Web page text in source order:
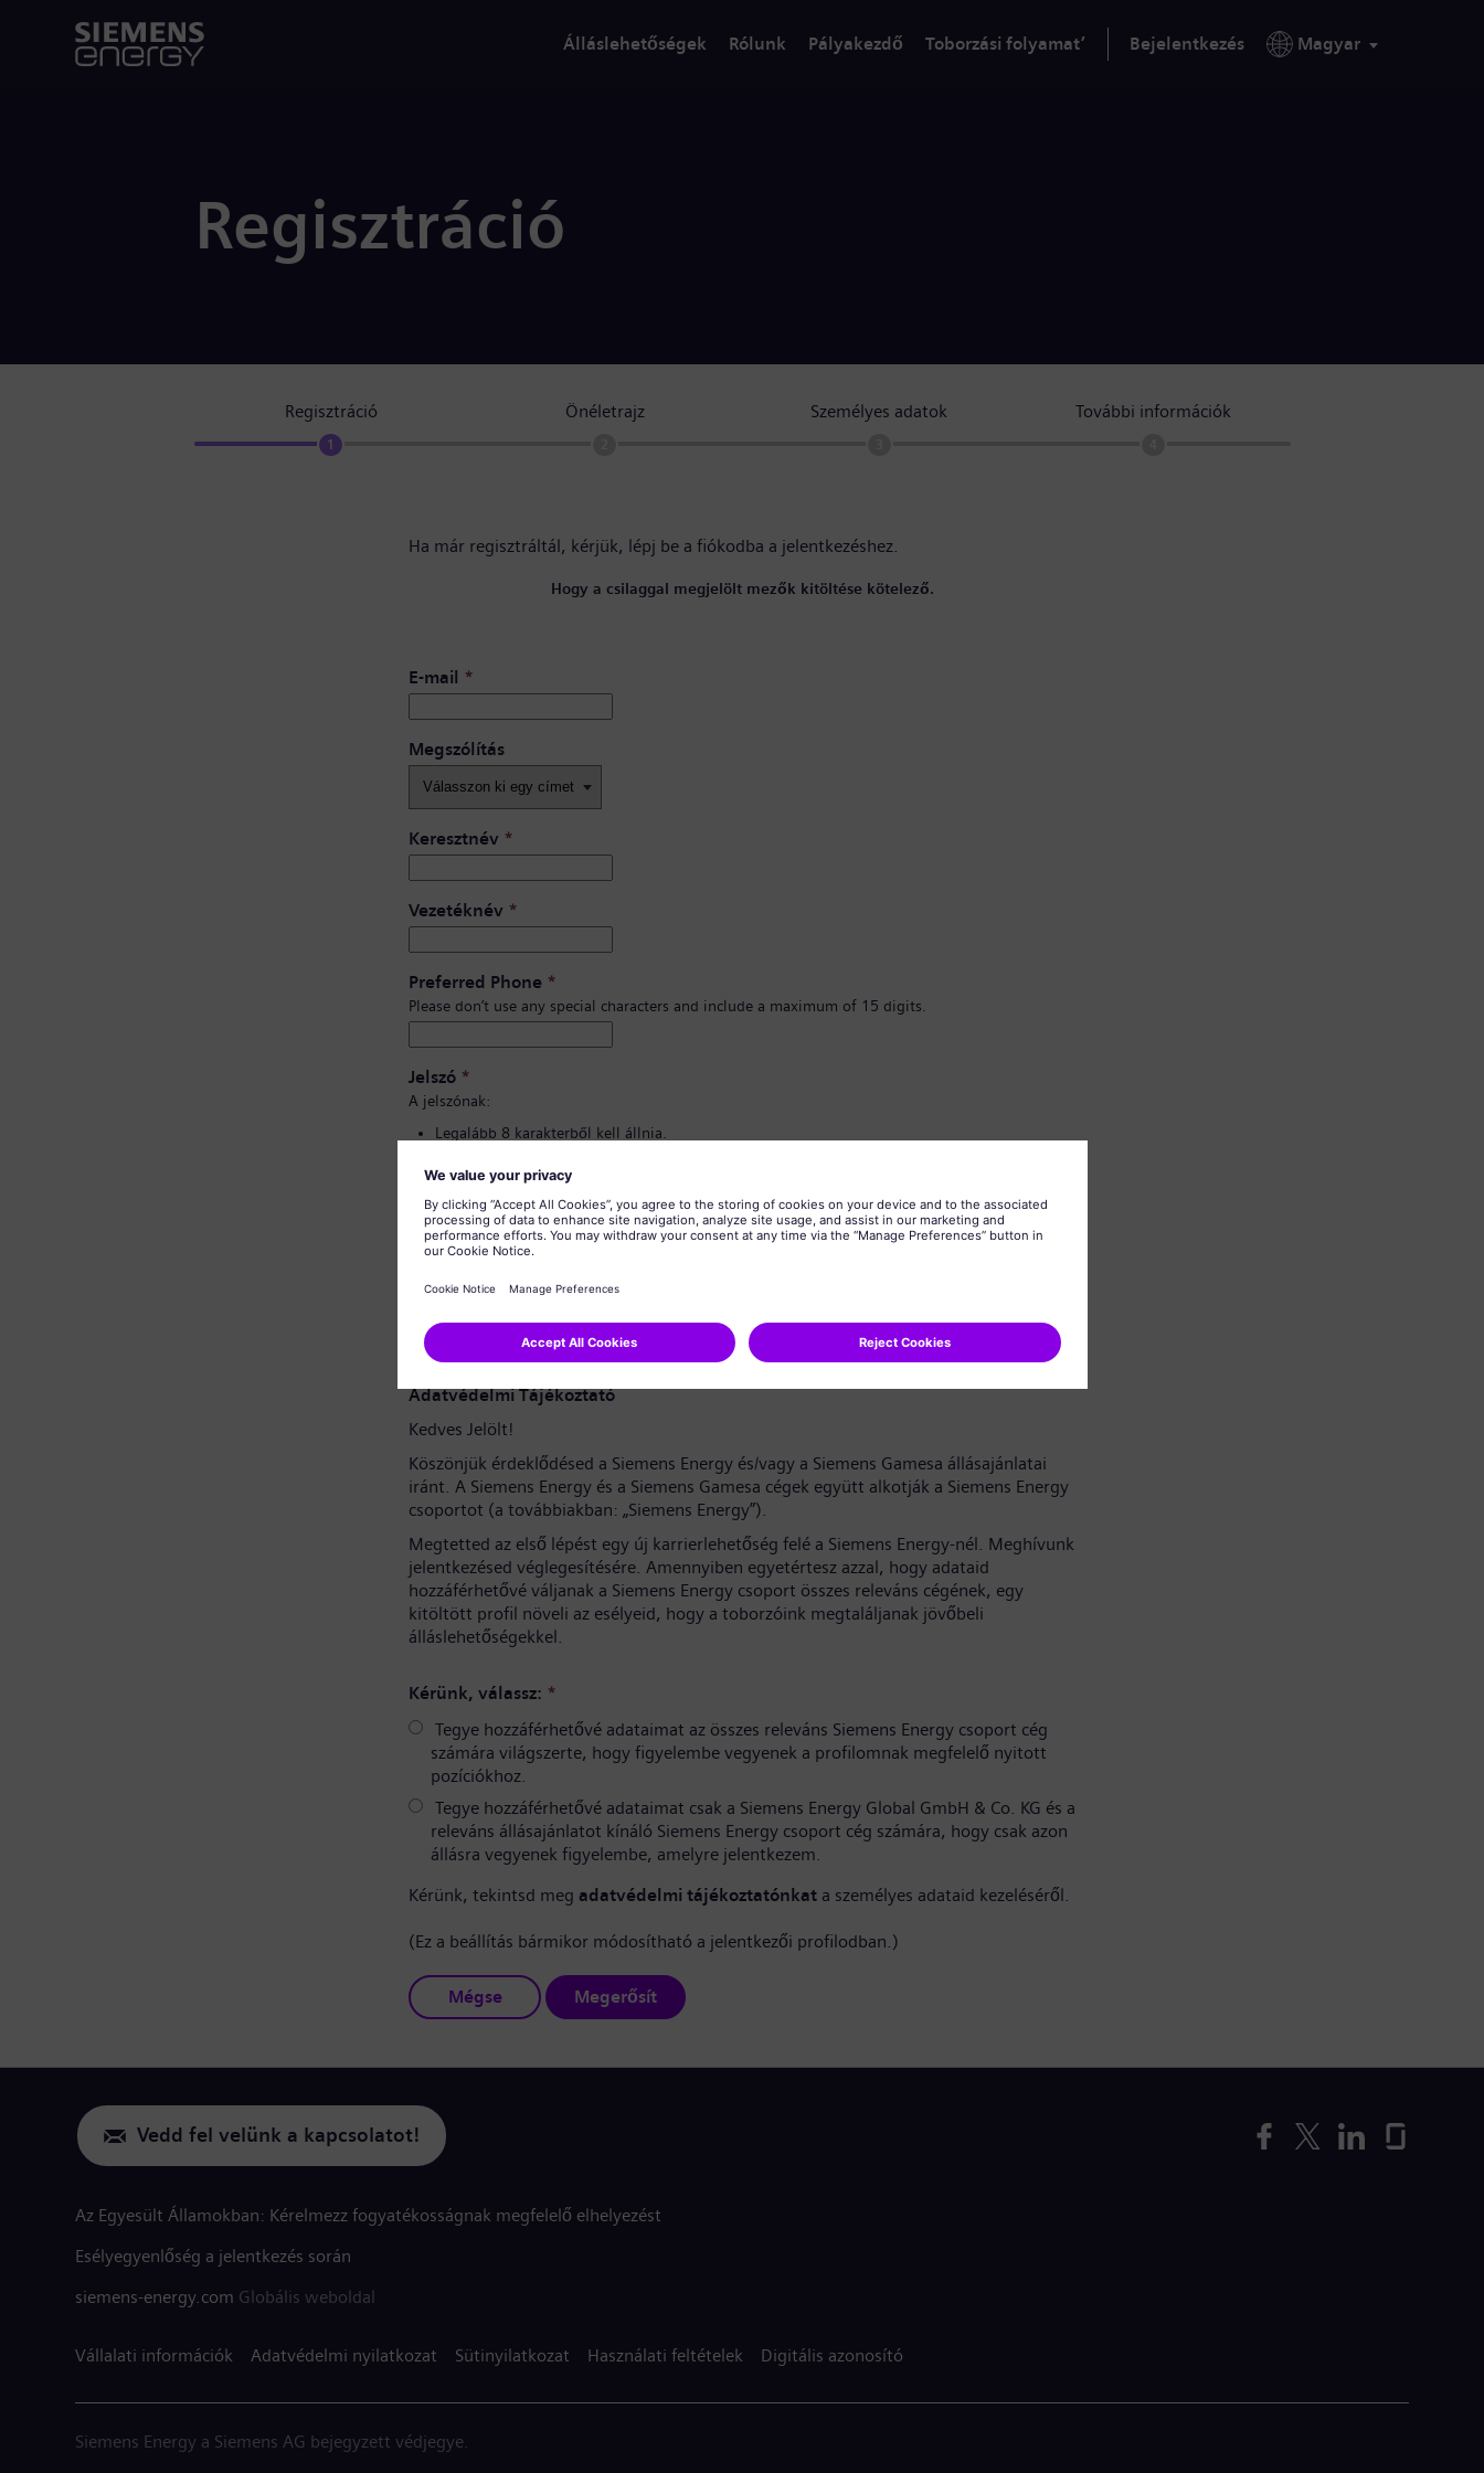
Álláslehetőségek Rólunk Pályakezdő Toborzási folyamat’ Bejelentkezés Magyar
Regisztráció
Regisztráció
1
Önéletrajz Személyes adatok További információk
Ha már regisztráltál, kérjük, lépj be a fiókodba a jelentkezéshez.
Hogy a csilaggal megjelölt mezők kitöltése kötelező.
E-mail *
Megszólítás
Keresztnév *
Vezetéknév *
Preferred Phone *
Please don’t use any special characters and include a maximum of 15 digits.
Jelszó *
A jelszónak:
Legalább 8 karakterből kell állnia.
tartalmaznia.
Nem tartalmazhat személyes adatokat.
Nem tartalmazhat gyakran használt szavakat.
Jelszó megerősítése*
Adatvédelmi Tájékoztató
Kedves Jelölt!
Köszönjük érdeklődésed a Siemens Energy és/vagy a Siemens Gamesa állásajánlatai
iránt. A Siemens Energy és a Siemens Gamesa cégek együtt alkotják a Siemens Energy
csoportot (a továbbiakban: „Siemens Energy”).
Megtetted az első lépést egy új karrierlehetőség felé a Siemens Energy-nél. Meghívunk
jelentkezésed véglegesítésére. Amennyiben egyetértesz azzal, hogy adataid
hozzáférhetővé váljanak a Siemens Energy csoport összes releváns cégének, egy
kitöltött profil növeli az esélyeid, hogy a toborzóink megtaláljanak jövőbeli
álláslehetőségekkel.
Kérünk, válassz: *
Tegye hozzáférhetővé adataimat az összes releváns Siemens Energy csoport cég
számára világszerte, hogy figyelembe vegyenek a profilomnak megfelelő nyitott
pozíciókhoz.
Tegye hozzáférhetővé adataimat csak a Siemens Energy Global GmbH & Co. KG és a
releváns állásajánlatot kínáló Siemens Energy csoport cég számára, hogy csak azon
állásra vegyenek figyelembe, amelyre jelentkezem.
Kérünk, tekintsd meg adatvédelmi tájékoztatónkat a személyes adataid kezeléséről.
(Ez a beállítás bármikor módosítható a jelentkezői profilodban.)
Mégse Megerősít
Vedd fel velünk a kapcsolatot!
Az Egyesült Államokban: Kérelmezz fogyatékosságnak megfelelő elhelyezést
Esélyegyenlőség a jelentkezés során
siemens-energy.com Globális weboldal
Vállalati információk Adatvédelmi nyilatkozat Sütinyilatkozat Használati feltételek Digitális azonosító
Siemens Energy a Siemens AG bejegyzett védjegye.